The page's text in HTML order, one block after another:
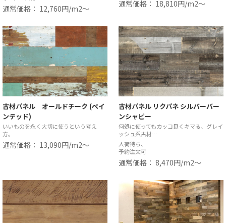
通常価格： 12,760円/m2〜 通常価格： 18,810円/m2〜
古材パネル オールドチーク (ペイ
ンテッド)
いいものを永く大切に使うという考え
方。
通常価格： 13,090円/m2〜
古材パネル リクパネ シルバーバー
ンシャビー
何処に使ってもカッコ良くキマる、グレイ
ッシュ系古材…
入荷待ち、
予約注文可
通常価格： 8,470円/m2〜